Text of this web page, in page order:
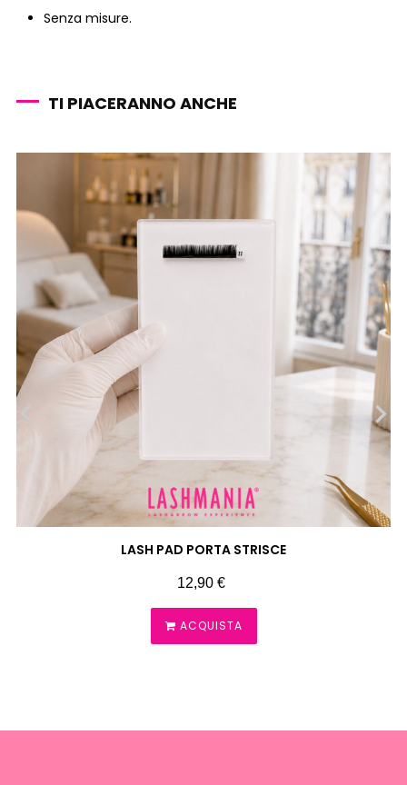
Senza misure.
TI PIACERANNO ANCHE
LASH PAD PORTA STRISCE
Prezzo
12,90 €
ACQUISTA